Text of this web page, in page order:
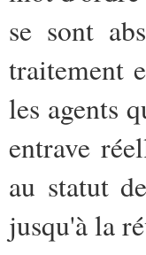
se sont
traitement
les agents
entrave
au statut
jusqu'à la